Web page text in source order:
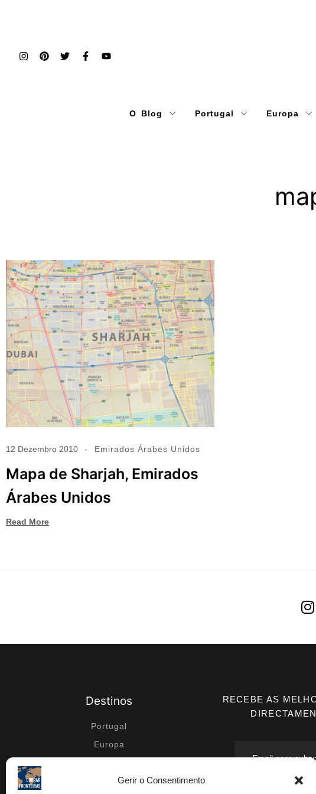
Gerir o Consentimento
O Blog Portugal Europa
12 Dezembro 2010 Emirados Árabes Unidos
Mapa de Sharjah, Emirados
Árabes Unidos
Read More
Destinos
Portugal
Europa
África
RECEBE AS